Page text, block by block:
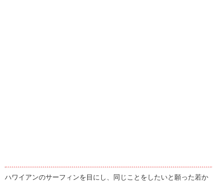
ハワイアンのサーフィンを目にし、同じことをしたいと願った若か